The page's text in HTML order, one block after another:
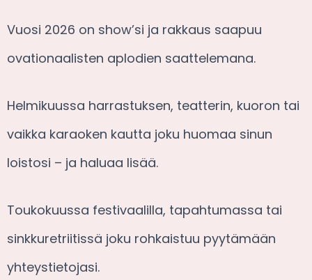
Vuosi 2026 on show’si ja rakkaus saapuu
ovationaalisten aplodien saattelemana.
Helmikuussa harrastuksen, teatterin, kuoron tai
vaikka karaoken kautta joku huomaa sinun
loistosi – ja haluaa lisää.
Toukokuussa festivaalilla, tapahtumassa tai
sinkkuretriitissä joku rohkaistuu pyytämään
yhteystietojasi.